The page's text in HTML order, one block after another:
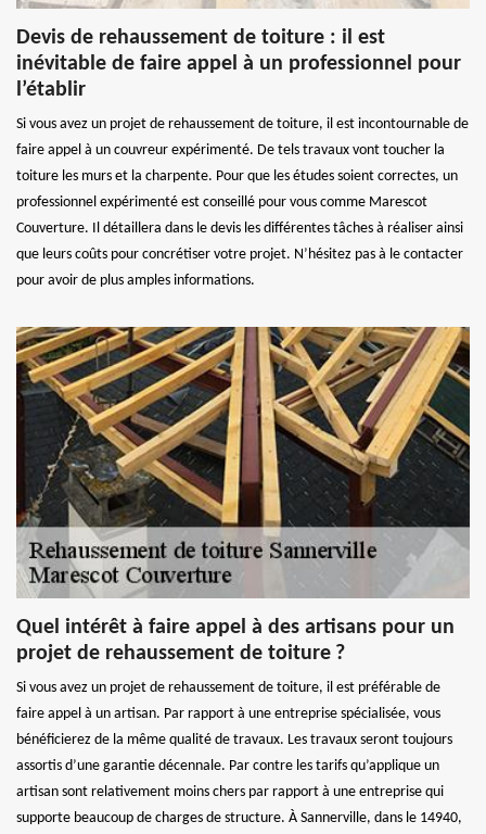
Devis de rehaussement de toiture : il est
inévitable de faire appel à un professionnel pour
l’établir
Si vous avez un projet de rehaussement de toiture, il est incontournable de
faire appel à un couvreur expérimenté. De tels travaux vont toucher la
toiture les murs et la charpente. Pour que les études soient correctes, un
professionnel expérimenté est conseillé pour vous comme Marescot
Couverture. Il détaillera dans le devis les différentes tâches à réaliser ainsi
que leurs coûts pour concrétiser votre projet. N’hésitez pas à le contacter
pour avoir de plus amples informations.
Quel intérêt à faire appel à des artisans pour un
projet de rehaussement de toiture ?
Si vous avez un projet de rehaussement de toiture, il est préférable de
faire appel à un artisan. Par rapport à une entreprise spécialisée, vous
bénéficierez de la même qualité de travaux. Les travaux seront toujours
assortis d’une garantie décennale. Par contre les tarifs qu’applique un
artisan sont relativement moins chers par rapport à une entreprise qui
supporte beaucoup de charges de structure. À Sannerville, dans le 14940,